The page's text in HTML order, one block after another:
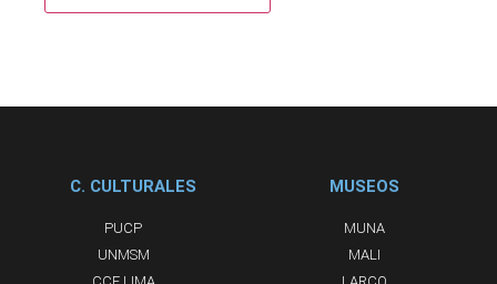
C. CULTURALES
PUCP
UNMSM
MUSEOS
MUNA
MALI